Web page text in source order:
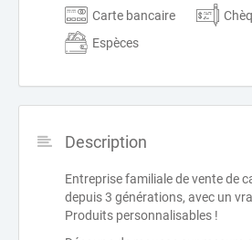
Carte bancaire
Espèces
Description
Entreprise familiale de vente de
depuis 3 générations, avec un
Produits personnalisables !